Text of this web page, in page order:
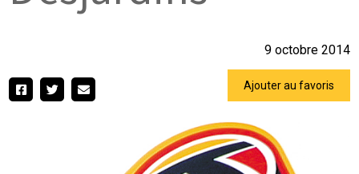
9 octobre 2014
Ajouter au favoris